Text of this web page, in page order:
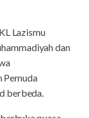
Lazismu
dan
Pemuda
berbeda.